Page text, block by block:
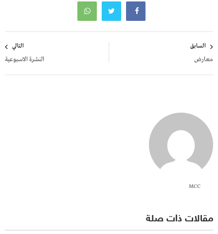
المقالات
السابق
معارض
التالي
النشرة الاسبوعية
MCC
مقالات ذات صلة